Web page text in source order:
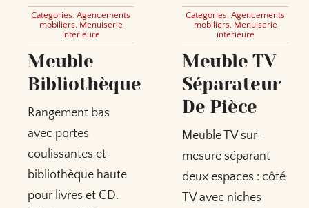
Categories: Agencements
mobiliers, Menuiserie
interieure
Meuble
Bibliothèque
Rangement bas
avec portes
coulissantes et
bibliothèque haute
pour livres et CD.
Categories:Agencements
mobiliers, Menuiserie
interieure
Meuble TV
Séparateur
De Pièce
Meuble TV sur-
mesure séparant
deux espaces : côté
TV avec niches